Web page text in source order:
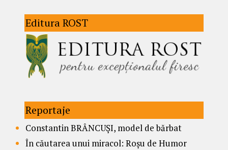
Editura ROST
Reportaje
Constantin BRÂNCUȘI, model de bărbat
În căutarea unui miracol: Roșu de Humor